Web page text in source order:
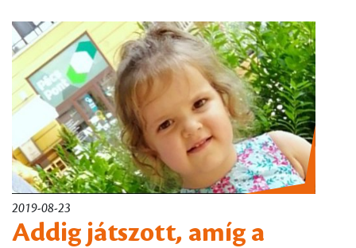
2019-08-23
Addig játszott, amíg a